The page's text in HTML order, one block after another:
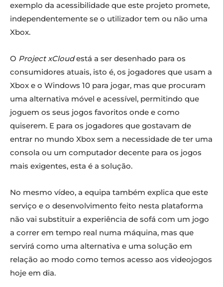
exemplo da acessibilidade que este projeto promete,
independentemente se o utilizador tem ou não uma
Xbox.
O Project xCloudestá a ser desenhado para os
consumidores atuais, isto é, os jogadores que usam a
Xbox e o Windows 10 para jogar, mas que procuram
uma alternativa móvel e acessível, permitindo que
joguem os seus jogos favoritos onde e como
quiserem. E para os jogadores que gostavam de
entrar no mundo Xbox sem a necessidade de ter uma
consola ou um computador decente para os jogos
mais exigentes, esta é a solução.
No mesmo vídeo, a equipa também explica que este
serviço e o desenvolvimento feito nesta plataforma
não vai substituir a experiência de sofá com um jogo
a correr em tempo real numa máquina, mas que
servirá como uma alternativa e uma solução em
relação ao modo como temos acesso aos videojogos
hoje em dia.